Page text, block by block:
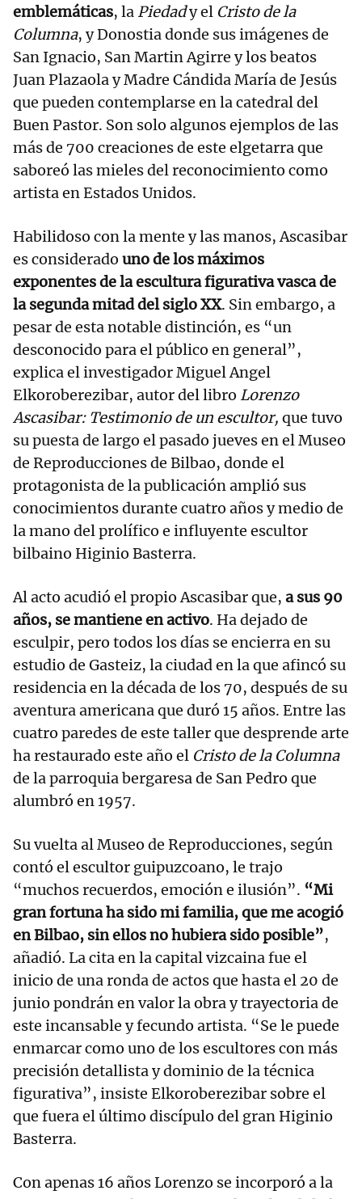
emblemáticas, la Piedady el Cristo de la
Columna, y Donostia donde sus imágenes de
San Ignacio, San Martin Agirre y los beatos
Juan Plazaola y Madre Cándida María de Jesús
que pueden contemplarse en la catedral del
Buen Pastor. Son solo algunos ejemplos de las
más de 700 creaciones de este elgetarra que
saboreó las mieles del reconocimiento como
artista en Estados Unidos.
Habilidoso con la mente y las manos, Ascasibar
esconsiderado uno de los máximos
exponentes de la escultura figurativa vasca de
la segunda mitad del siglo XX. Sin embargo, a
pesar de esta notable distinción, es “un
desconocido para el público en general”,
explica el investigador Miguel Angel
Elkoroberezibar, autor del libro Lorenzo
Ascasibar: Testimonio de un escultor, que tuvo
su puesta de largo el pasado jueves en el Museo
de Reproducciones de Bilbao, donde el
protagonista de la publicación amplió sus
conocimientos durante cuatro años y medio de
la mano del prolífico e influyente escultor
bilbaino Higinio Basterra.
Al acto acudió el propio Ascasibar que, a sus 90
años, se mantiene en activo. Ha dejado de
esculpir, pero todos los días se encierra en su
estudio de Gasteiz, la ciudad en la que afincó su
residencia en la década de los 70, después de su
aventura americana que duró 15 años. Entre las
cuatro paredes de este taller que desprende arte
ha restaurado este año el Cristo de la Columna
de la parroquia bergaresa de San Pedro que
alumbró en 1957.
Su vuelta al Museo de Reproducciones, según
contó el escultor guipuzcoano, le trajo
“muchos recuerdos, emoción e ilusión”. “Mi
gran fortuna ha sido mi familia, que me acogió
en Bilbao, sin ellos no hubiera sido posible”,
añadió. La cita en la capital vizcaina fue el
inicio de una ronda de actos que hasta el 20 de
junio pondrán en valor la obra y trayectoria de
este incansable y fecundo artista. “Se le puede
enmarcar como uno de los escultores con más
precisión detallista y dominio de la técnica
figurativa”, insiste Elkoroberezibar sobre el
que fuera el último discípulo del gran Higinio
Basterra.
Con apenas 16 años Lorenzo se incorporó a la